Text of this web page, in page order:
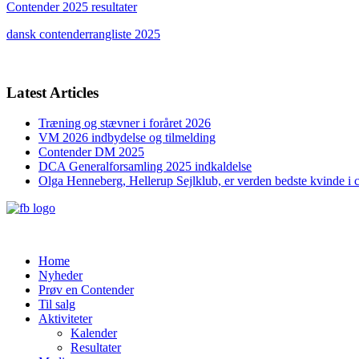
Contender 2025 resultater
dansk contenderrangliste 2025
Latest Articles
Træning og stævner i foråret 2026
VM 2026 indbydelse og tilmelding
Contender DM 2025
DCA Generalforsamling 2025 indkaldelse
Olga Henneberg, Hellerup Sejlklub, er verden bedste kvinde i
Home
Nyheder
Prøv en Contender
Til salg
Aktiviteter
Kalender
Resultater